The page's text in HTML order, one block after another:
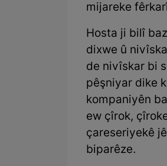
mijareke
Hosta ji bilî
dixwe û
de nivîskar bi
pêşniyar dike
kompaniyên
ew çîrok,
çareseriyekê
biparêze.